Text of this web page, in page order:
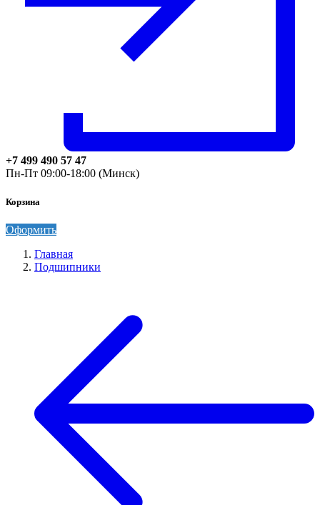
+7 499 490 57 47
Пн-Пт 09:00-18:00 (Минск)
Корзина
Оформить
Главная
Подшипники